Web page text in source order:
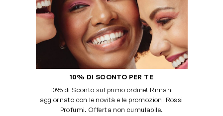
10% DI SCONTO PER TE
10% di Sconto sul primo ordine! Rimani
aggiornato con le novità e le promozioni Rossi
Profumi. Offerta non cumulabile.